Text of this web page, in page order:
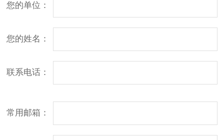
您的单位：
您的姓名：
联系电话：
常用邮箱：